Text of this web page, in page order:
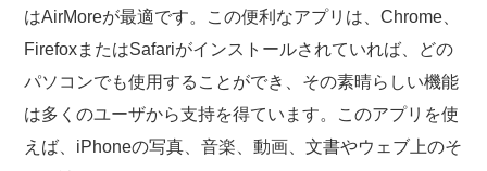
はAirMoreが最適です。この便利なアプリは、Chrome、
FirefoxまたはSafariがインストールされていれば、どの
パソコンでも使用することができ、その素晴らしい機能
は多くのユーザから支持を得ています。このアプリを使
えば、iPhoneの写真、音楽、動画、文書やウェブ上のそ